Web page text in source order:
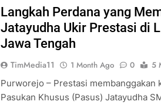
Langkah Perdana yang
Jatayudha Ukir Prestasi di
Jawa Tengah
TimMedia11 1 Month Ago 0
5
Purworejo – Prestasi membanggakan
Pasukan Khusus (Pasus) Jatayudha